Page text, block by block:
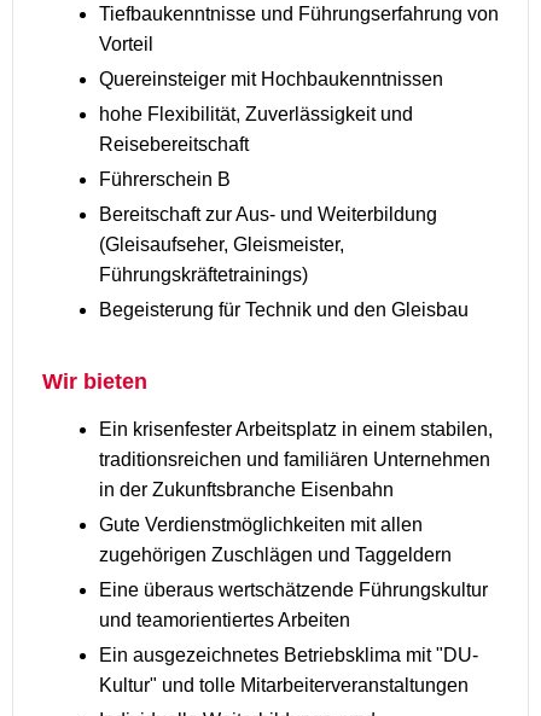
Tiefbaukenntnisse und Führungserfahrung von
Vorteil
Quereinsteiger mit Hochbaukenntnissen
hohe Flexibilität, Zuverlässigkeit und
Reisebereitschaft
Führerschein B
Bereitschaft zur Aus- und Weiterbildung
(Gleisaufseher, Gleismeister,
Führungskräftetrainings)
Begeisterung für Technik und den Gleisbau
Wir bieten
Ein krisenfester Arbeitsplatz in einem stabilen,
traditionsreichen und familiären Unternehmen
in der Zukunftsbranche Eisenbahn
Gute Verdienstmöglichkeiten mit allen
zugehörigen Zuschlägen und Taggeldern
Eine überaus wertschätzende Führungskultur
und teamorientiertes Arbeiten
Ein ausgezeichnetes Betriebsklima mit "DU-
Kultur" und tolle Mitarbeiterveranstaltungen